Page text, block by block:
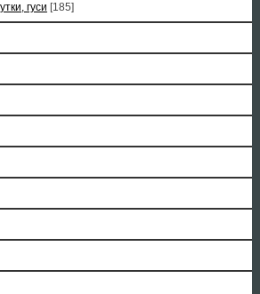
гуси [185]